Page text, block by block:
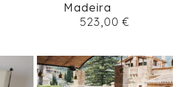
Madeira
523,00€